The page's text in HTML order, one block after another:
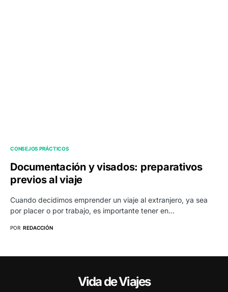
CONSEJOS PRÁCTICOS
Documentación y visados: preparativos
previos al viaje
Cuando decidimos emprender un viaje al extranjero, ya sea
por placer o por trabajo, es importante tener en…
POR REDACCIÓN
Vida de Viajes